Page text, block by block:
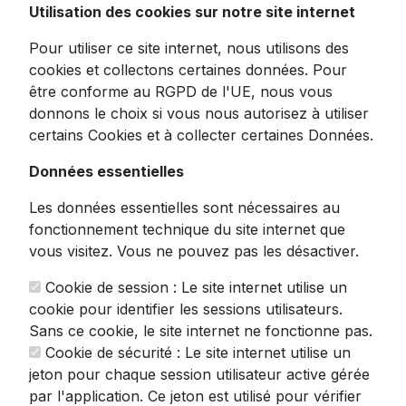
Découvrez l'excellence du tranchage
professionnel à domicile avec cette puissante
trancheuse électrique 200W en finition
argentée. Un véritable joyau de précision qui
quotidienne, digne des meilleurs ateliers de
Cettetrancheuse à jambonpolyvalente est
l'alliée parfaite des gourmets exigeants. Son
304 vous offre une polyvalence
exceptionnelle :
Lame lisse : idéale pour la charcuterie,
le jambon, les viandes et les fromages
Lame dentelée : parfaite pour trancher
Utilisation des cookies sur notre site internet
Pour utiliser ce site internet, nous utilisons des
cookies et collectons certaines données. Pour
être conforme au RGPD de l'UE, nous vous
donnons le choix si vous nous autorisez à utiliser
certains Cookies et à collecter certaines Données.
Données essentielles
Les données essentielles sont nécessaires au
fonctionnement technique du site internet que
vous visitez. Vous ne pouvez pas les désactiver.
Cookie de session : Le site internet utilise un
cookie pour identifier les sessions utilisateurs.
Sans ce cookie, le site internet ne fonctionne pas.
Cookie de sécurité : Le site internet utilise un
jeton pour chaque session utilisateur active gérée
par l'application. Ce jeton est utilisé pour vérifier